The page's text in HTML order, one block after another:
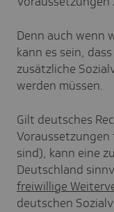
Denn auch wenn
kann es sein,
zusätzliche
werden müssen.
Gilt deutsches
sind), kann eine
Deutschland
freiwillige
deutschen